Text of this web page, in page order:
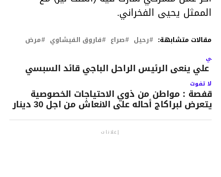
الممثل يحيى الفخراني.
مقالات متشابهة: رحيل صراع فاروق الفيشاوي مرض
علي ينعى الرئيس الراحل الباجي قائد السبسي
لا تفوت
قفصة : مواطن من ذوي الاحتياجات الخصوصية
يتعرض لبراكاج أحاله على الانعاش من اجل 30 دينار
إعلانات